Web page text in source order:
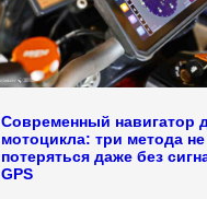
Современный навигатор
мотоцикла: три метода не
потеряться даже без
GPS